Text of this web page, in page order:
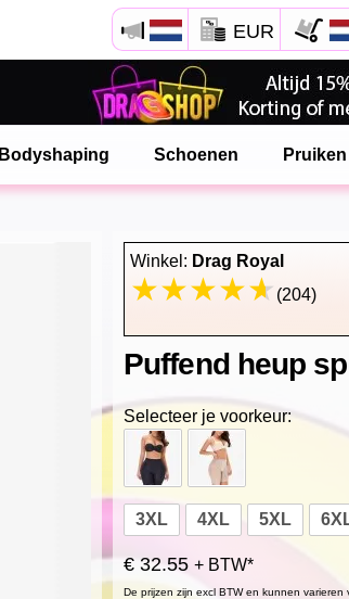
EUR
Bodyshaping Schoenen Pruiken
Winkel: Drag Royal
(204)
Puffend heup
Selecteer je voorkeur:
3XL 4XL 5XL
€ 32.55 + BTW*
De prijzen zijn excl BTW en kunnen
Open Safari menu.
of klik de safari knop zoals hiernaast getoont
en klik TOEVOEGEN AAN